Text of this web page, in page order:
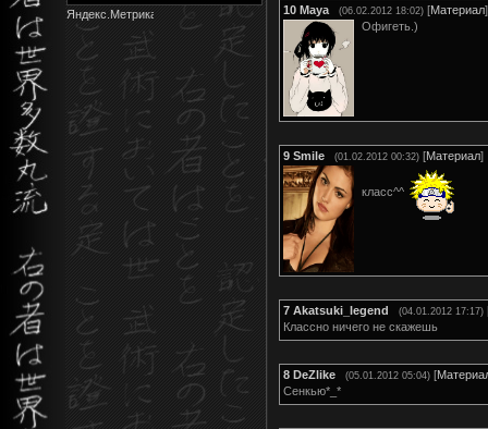
10 Maya (06.02.2012 18:02) [Материал]
Офигеть.)
9 Smile (01.02.2012 00:32) [Материал]
класс^^
7 Akatsuki_legend (04.01.2012 17:17)
Классно ничего не скажешь
8 DeZlike (05.01.2012 05:04) [
Сенкью*_*